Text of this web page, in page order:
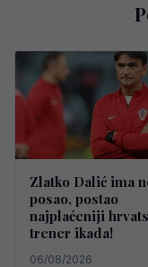
Zlatko Dalić ima
posao, postao
najplaćeniji
trener ikada!
06/08/2026